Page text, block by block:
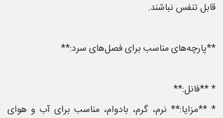
قابل تنفس نباشند.
**پارچه‌های مناسب برای فصل‌های سرد:**
* **فانل:**
* **مزایا:** نرم، گرم، بادوام، مناسب برای آب و هوای